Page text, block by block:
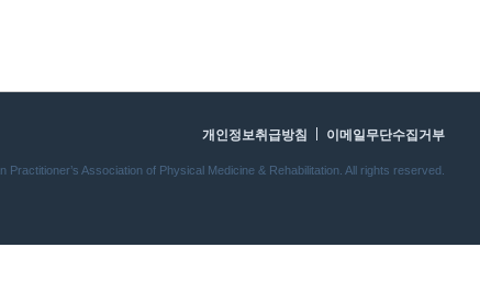
이메일무단수집거부
개인정보취급방침
Practitioner’s Association of Physical Medicine & Rehabilitation. All rights reserved.